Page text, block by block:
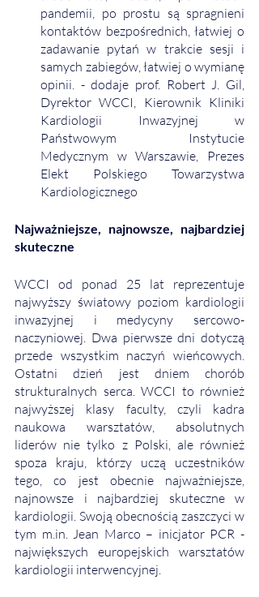
pandemii, po prostu są spragnieni
kontaktów bezpośrednich, łatwiej o
zadawanie pytań w trakcie sesji i
samych zabiegów, łatwiej o wymianę
opinii. - dodaje prof. Robert J. Gil,
Dyrektor WCCI, Kierownik Kliniki
Kardiologii Inwazyjnej w
Państwowym Instytucie
Medycznym w Warszawie, Prezes
Elekt Polskiego Towarzystwa
Kardiologicznego
Najważniejsze, najnowsze, najbardziej
skuteczne
WCCI od ponad 25 lat reprezentuje
najwyższy światowy poziom kardiologii
inwazyjnej i medycyny sercowo-
naczyniowej. Dwa pierwsze dni dotyczą
przede wszystkim naczyń wieńcowych.
Ostatni dzień jest dniem chorób
strukturalnych serca. WCCI to również
najwyższej klasy faculty, czyli kadra
naukowa warsztatów, absolutnych
liderów nie tylko z Polski, ale również
spoza kraju, którzy uczą uczestników
tego, co jest obecnie najważniejsze,
najnowsze i najbardziej skuteczne w
kardiologii. Swoją obecnością zaszczyci w
tym m.in. Jean Marco – inicjator PCR -
największych europejskich warsztatów
kardiologii interwencyjnej.